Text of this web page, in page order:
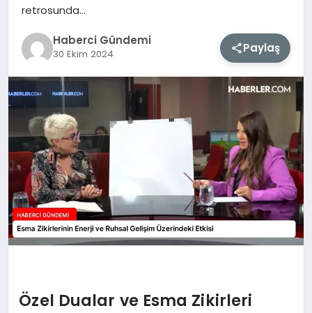
TEKNOLOJI
retrosunda…
Haberci Gündemi
30 Ekim 2024 Paylaş
Özel Dualar ve Esma Zikirleri